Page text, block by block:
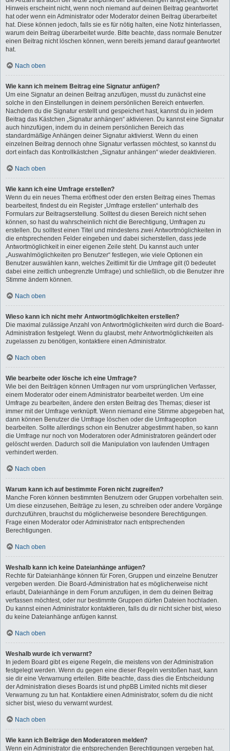
Hinweis erscheint nicht, wenn noch niemand auf deinen Beitrag geantwortet
hat oder wenn ein Administrator oder Moderator deinen Beitrag überarbeitet
hat. Diese können jedoch, falls sie es für nötig halten, eine Notiz hinterlassen,
warum dein Beitrag überarbeitet wurde. Bitte beachte, dass normale Benutzer
einen Beitrag nicht löschen können, wenn bereits jemand darauf geantwortet
hat.
Nach oben
Wie kann ich meinem Beitrag eine Signatur anfügen?
Um eine Signatur an deinen Beitrag anzufügen, musst du zunächst eine
solche in den Einstellungen in deinem persönlichen Bereich entwerfen.
Nachdem du die Signatur erstellt und gespeichert hast, kannst du in jedem
Beitrag das Kästchen „Signatur anhängen“ aktivieren. Du kannst eine Signatur
auch hinzufügen, indem du in deinem persönlichen Bereich das
standardmäßige Anhängen deiner Signatur aktivierst. Wenn du einen
einzelnen Beitrag dennoch ohne Signatur verfassen möchtest, so kannst du
dort einfach das Kontrollkästchen „Signatur anhängen“ wieder deaktivieren.
Nach oben
Wie kann ich eine Umfrage erstellen?
Wenn du ein neues Thema eröffnest oder den ersten Beitrag eines Themas
bearbeitest, findest du ein Register „Umfrage erstellen“ unterhalb des
Formulars zur Beitragserstellung. Solltest du diesen Bereich nicht sehen
können, so hast du wahrscheinlich nicht die Berechtigung, Umfragen zu
erstellen. Du solltest einen Titel und mindestens zwei Antwortmöglichkeiten in
die entsprechenden Felder eingeben und dabei sicherstellen, dass jede
Antwortmöglichkeit in einer eigenen Zeile steht. Du kannst auch unter
„Auswahlmöglichkeiten pro Benutzer“ festlegen, wie viele Optionen ein
Benutzer auswählen kann, welches Zeitlimit für die Umfrage gilt (0 bedeutet
dabei eine zeitlich unbegrenzte Umfrage) und schließlich, ob die Benutzer ihre
Stimme ändern können.
Nach oben
Wieso kann ich nicht mehr Antwortmöglichkeiten erstellen?
Die maximal zulässige Anzahl von Antwortmöglichkeiten wird durch die Board-
Administration festgelegt. Wenn du glaubst, mehr Antwortmöglichkeiten als
zugelassen zu benötigen, kontaktiere einen Administrator.
Nach oben
Wie bearbeite oder lösche ich eine Umfrage?
Wie bei den Beiträgen können Umfragen nur vom ursprünglichen Verfasser,
einem Moderator oder einem Administrator bearbeitet werden. Um eine
Umfrage zu bearbeiten, ändere den ersten Beitrag des Themas; dieser ist
immer mit der Umfrage verknüpft. Wenn niemand eine Stimme abgegeben hat,
dann können Benutzer die Umfrage löschen oder die Umfrageoption
bearbeiten. Sollte allerdings schon ein Benutzer abgestimmt haben, so kann
die Umfrage nur noch von Moderatoren oder Administratoren geändert oder
gelöscht werden. Dadurch soll die Manipulation von laufenden Umfragen
verhindert werden.
Nach oben
Warum kann ich auf bestimmte Foren nicht zugreifen?
Manche Foren können bestimmten Benutzern oder Gruppen vorbehalten sein.
Um diese einzusehen, Beiträge zu lesen, zu schreiben oder andere Vorgänge
durchzuführen, brauchst du möglicherweise besondere Berechtigungen.
Frage einen Moderator oder Administrator nach entsprechenden
Berechtigungen.
Nach oben
Weshalb kann ich keine Dateianhänge anfügen?
Rechte für Dateianhänge können für Foren, Gruppen und einzelne Benutzer
vergeben werden. Die Board-Administration hat es möglicherweise nicht
erlaubt, Dateianhänge in dem Forum anzufügen, in dem du deinen Beitrag
verfassen möchtest, oder nur bestimmte Gruppen dürfen Dateien hochladen.
Du kannst einen Administrator kontaktieren, falls du dir nicht sicher bist, wieso
du keine Dateianhänge anfügen kannst.
Nach oben
Weshalb wurde ich verwarnt?
In jedem Board gibt es eigene Regeln, die meistens von der Administration
festgelegt werden. Wenn du gegen eine dieser Regeln verstoßen hast, kann
sie dir eine Verwarnung erteilen. Bitte beachte, dass dies die Entscheidung
der Administration dieses Boards ist und phpBB Limited nichts mit dieser
Verwarnung zu tun hat. Kontaktiere einen Administrator, sofern du die nicht
sicher bist, wieso du verwarnt wurdest.
Nach oben
Wie kann ich Beiträge den Moderatoren melden?
Wenn ein Administrator die entsprechenden Berechtigungen vergeben hat,